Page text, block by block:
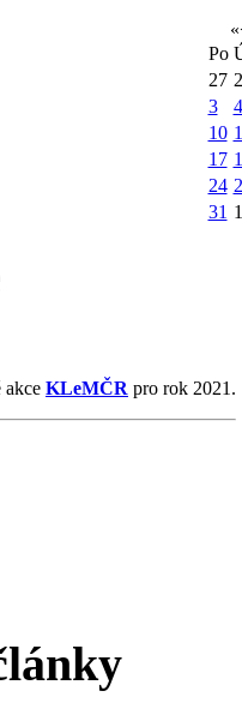
«
Po
27
3
4
10
17
24
31 1
akce KLeMČR pro rok 2021.